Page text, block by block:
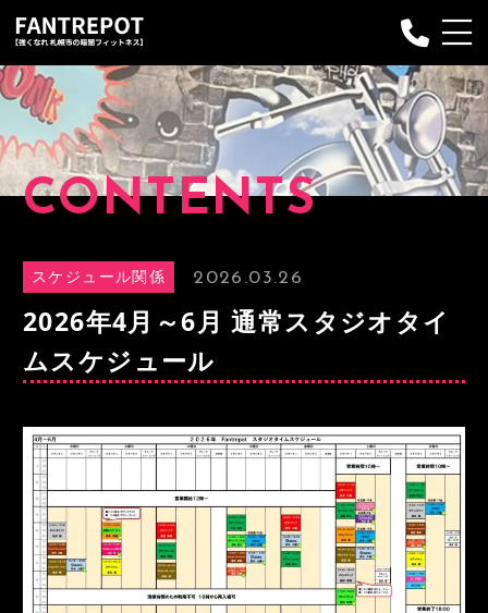
Fantrepotについて
プランのご案内
プログラム
インストラクター
Q&A
お客様の声
お問い合わせ
Instagram
Access
CONTENTS
スケジュール関係 2026.03.26
2026年4月～6月 通常スタジオタイ
ムスケジュール